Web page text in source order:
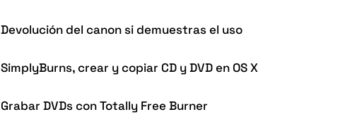
Devolución del canon si demuestras el uso
SimplyBurns, crear y copiar CD y DVD en OS X
Grabar DVDs con Totally Free Burner